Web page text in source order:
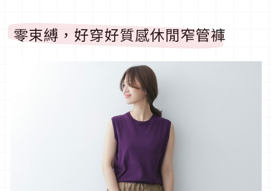
零束縛，好穿好質感休閒窄管褲